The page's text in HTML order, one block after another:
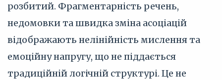
розбитий. Фрагментарність речень,
недомовки та швидка зміна асоціацій
відображають нелінійність мислення та
емоційну напругу, що не піддається
традиційній логічній структурі. Це не